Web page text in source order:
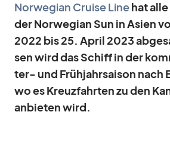
Nor­we­gian Cruise Linehat
der Nor­we­gian Sun in Asien
2022 bis 25. April 2023
sen wird das Schiff in der
ter- und Früh­jahrs­ai­son nach
wo es Kreuz­fahr­ten zu den
an­bie­ten wird.